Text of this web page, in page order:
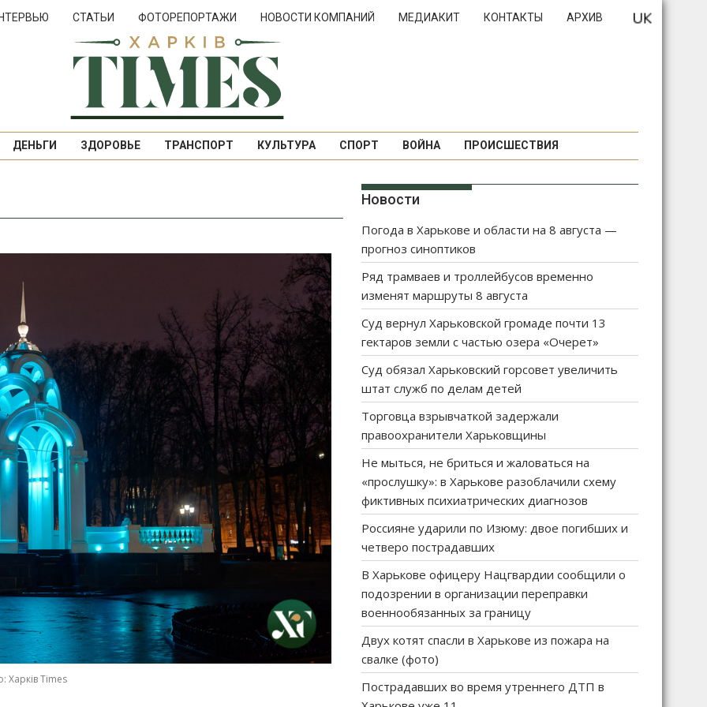
СТАТЬИ ФОТОРЕПОРТАЖИ НОВОСТИ КОМПАНИЙ МЕДИАКИТ КОНТАКТЫ АРХИВ
ДЕНЬГИ ЗДОРОВЬЕ ТРАНСПОРТ КУЛЬТУРА СПОРТ ВОЙНА ПРОИСШЕСТВИЯ
Харків Times
Новости
Погода в Харькове и области на 8 августа —
прогноз синоптиков
Ряд трамваев и троллейбусов временно
изменят маршруты 8 августа
Суд вернул Харьковской громаде почти 13
гектаров земли с частью озера «Очерет»
Суд обязал Харьковский горсовет увеличить
штат служб по делам детей
Торговца взрывчаткой задержали
правоохранители Харьковщины
Не мыться, не бриться и жаловаться на
«прослушку»: в Харькове разоблачили схему
фиктивных психиатрических диагнозов
Россияне ударили по Изюму: двое погибших и
четверо пострадавших
В Харькове офицеру Нацгвардии сообщили о
подозрении в организации переправки
военнообязанных за границу
Двух котят спасли в Харькове из пожара на
свалке (фото)
Пострадавших во время утреннего ДТП в